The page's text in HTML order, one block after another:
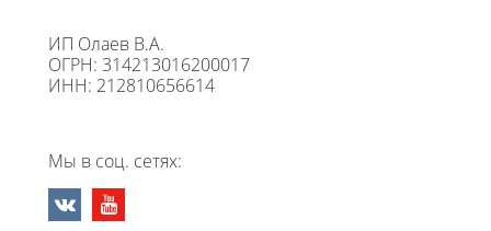
ИП Олаев В.А.
ОГРН: 314213016200017
ИНН: 212810656614
Мы в соц. сетях: